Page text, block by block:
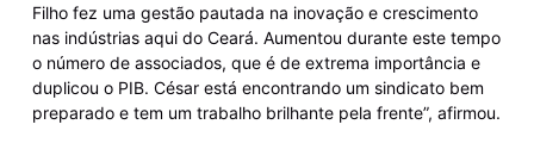
Filho fez uma gestão pautada na inovação e crescimento
nas indústrias aqui do Ceará. Aumentou durante este tempo
o número de associados, que é de extrema importância e
duplicou o PIB. César está encontrando um sindicato bem
preparado e tem um trabalho brilhante pela frente”, afirmou.